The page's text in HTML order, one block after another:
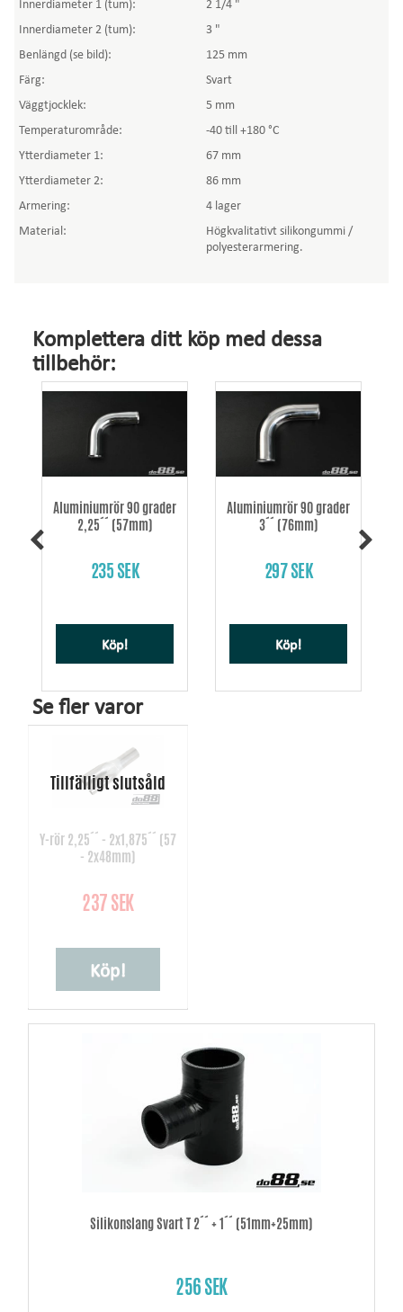
Innerdiameter 1 (tum):
2 1/4 "
Innerdiameter 2 (tum):
3 "
Benlängd (se bild):
125 mm
Färg:
Svart
Väggtjocklek:
5 mm
Temperaturområde:
-40 till +180 °C
Ytterdiameter 1:
67 mm
Ytterdiameter 2:
86 mm
Armering:
4 lager
Material:
Högkvalitativt silikongummi /
polyesterarmering.
Komplettera ditt köp med dessa
tillbehör:
Aluminiumrör 90 grader
2,25´´ (57mm)
235 SEK
Köp!
Aluminiumrör 90 grader
3´´ (76mm)
297 SEK
Köp!
Se fler varor
Y-rör 2,25´´ - 2x1,875´´ (57
- 2x48mm)
237 SEK
Köp!
Silikonslang Svart T 2´´ + 1´´ (51mm+25mm)
256 SEK